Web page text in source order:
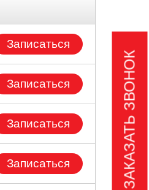
Записаться
Записаться
Записаться
Записаться ЗАКАЗАТЬ ЗВОНОК